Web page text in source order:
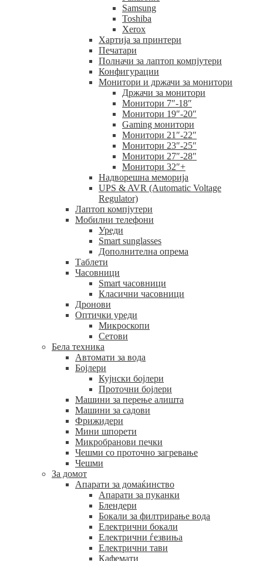
Samsung
Toshiba
Xerox
Хартија за принтери
Печатари
Полначи за лаптоп компјутери
Конфигурации
Монитори и држачи за монитори
Држачи за монитори
Монитори 7″-18″
Монитори 19″-20″
Gaming монитори
Монитори 21″-22″
Монитори 23″-25″
Монитори 27″-28″
Монитори 32″+
Надворешна меморија
UPS & AVR (Automatic Voltage
Regulator)
Лаптоп компјутери
Мобилни телефони
Уреди
Smart sunglasses
Дополнителна опрема
Таблети
Часовници
Smart часовници
Класични часовници
Дронови
Оптички уреди
Микроскопи
Сетови
Бела техника
Автомати за вода
Бојлери
Кујнски бојлери
Проточни бојлери
Машини за перење алишта
Машини за садови
Фрижидери
Мини шпорети
Микробранови печки
Чешми со проточно загревање
Чешми
За домот
Апарати за домаќинство
Апарати за пуканки
Блендери
Бокали за филтрирање вода
Електрични бокали
Електрични ѓезвиња
Електрични тави
Кафемати